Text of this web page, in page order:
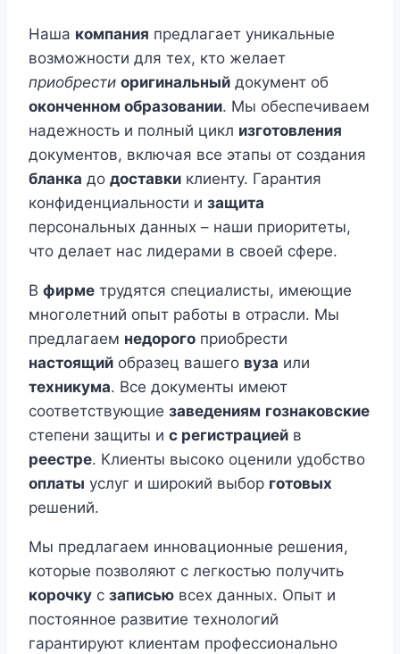
Наша компания предлагает уникальные
возможности для тех, кто желает
приобрести оригинальный документ об
оконченном образовании. Мы обеспечиваем
надежность и полный цикл изготовления
документов, включая все этапы от создания
бланка до доставки клиенту. Гарантия
конфиденциальности и защита
персональных данных – наши приоритеты,
что делает нас лидерами в своей сфере.
В фирме трудятся специалисты, имеющие
многолетний опыт работы в отрасли. Мы
предлагаем недорого приобрести
настоящий образец вашего вуза или
техникума. Все документы имеют
соответствующие заведениям гознаковские
степени защиты и с регистрацией в
реестре. Клиенты высоко оценили удобство
оплаты услуг и широкий выбор готовых
решений.
Мы предлагаем инновационные решения,
которые позволяют с легкостью получить
корочку с записью всех данных. Опыт и
постоянное развитие технологий
гарантируют клиентам профессионально